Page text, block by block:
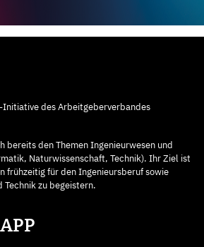
Initiative des Arbeitgeberverbandes
bereits den Themen Ingenieurwesen und
Naturwissenschaft, Technik). Ihr Ziel ist
frühzeitig für den Ingenieursberuf sowie
Technik zu begeistern.